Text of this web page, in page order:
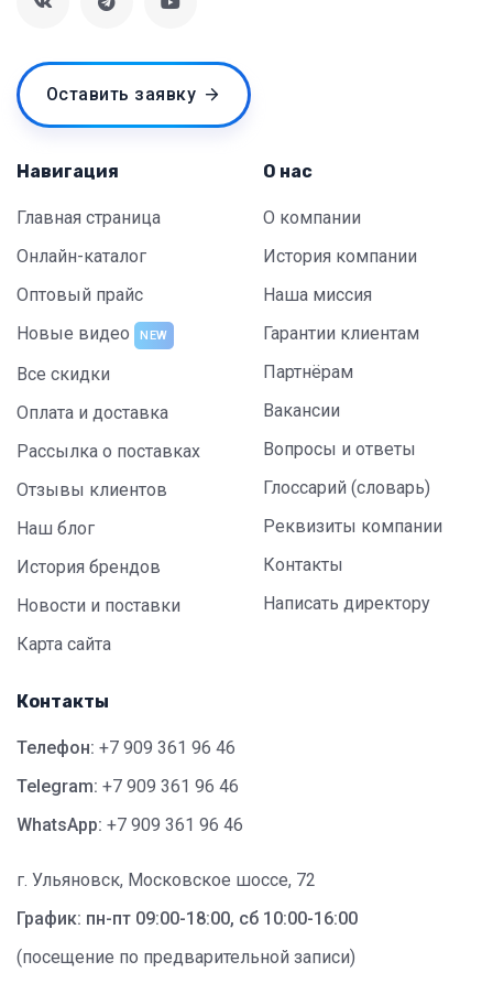
Оставить заявку
Навигация
Главная страница
Онлайн-каталог
Оптовый прайс
Новые видео
NEW
Все скидки
Оплата и доставка
Рассылка о поставках
Отзывы клиентов
Наш блог
История брендов
Новости и поставки
Карта сайта
О нас
О компании
История компании
Наша миссия
Гарантии клиентам
Партнёрам
Вакансии
Вопросы и ответы
Глоссарий (словарь)
Реквизиты компании
Контакты
Написать директору
Контакты
Телефон: +7 909 361 96 46
Telegram: +7 909 361 96 46
WhatsApp: +7 909 361 96 46
г. Ульяновск, Московское шоссе, 72
График: пн-пт 09:00-18:00, сб 10:00-16:00
(посещение по предварительной записи)